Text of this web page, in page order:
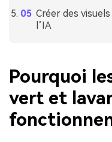
Créer des
l’IA
Pourquoi
vert et